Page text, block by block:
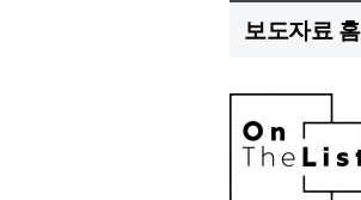
보도자료 홈